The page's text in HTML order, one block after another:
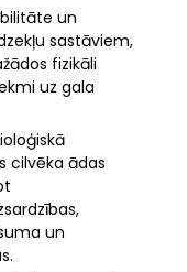
un
sastāviem,
fizikāli
uz gala
cilvēka ādas
un